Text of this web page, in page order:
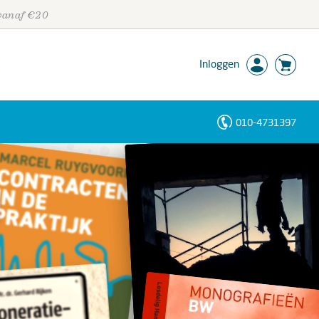
€20
Inloggen
010-4731397
Personen
Trefwoorden